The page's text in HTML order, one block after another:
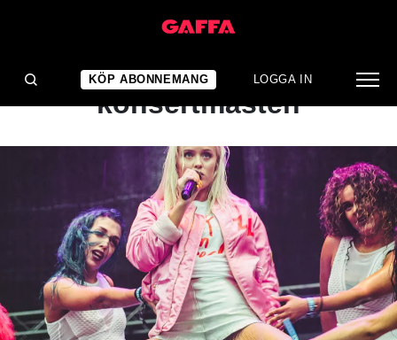
KÖP ABONNEMANG LOGGA IN
ARTIKEL
GUIDE: Veckans
konsertmåsten